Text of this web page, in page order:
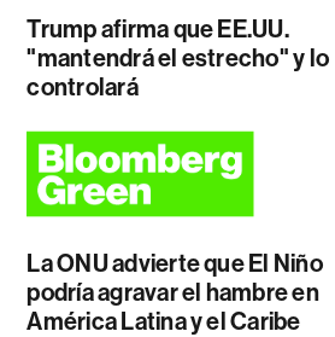
Trump afirma que EE.UU.
"mantendrá el estrecho" y lo
controlará
La ONU advierte que El Niño
podría agravar el hambre en
América Latina y el Caribe